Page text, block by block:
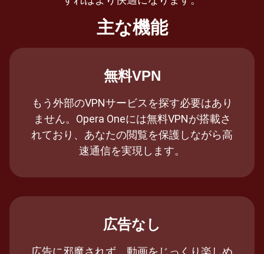
主な機能
無料VPN
もう外部のVPNサービスを探す必要はあり
ません。Opera Oneには無料VPNが搭載さ
れており、あなたの閲覧を保護しながら高
速通信を実現します。
広告なし
広告に邪魔されず、動画をじっくり楽しめ